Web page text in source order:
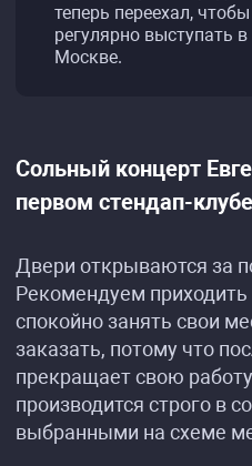
теперь переехал, чтобы
регулярно выступать в
Москве.
Сольный концерт
первом стендап-
Двери открываются за
Рекомендуем
спокойно занять свои
заказать, потому что
прекращает свою
производится строго в
выбранными на схеме